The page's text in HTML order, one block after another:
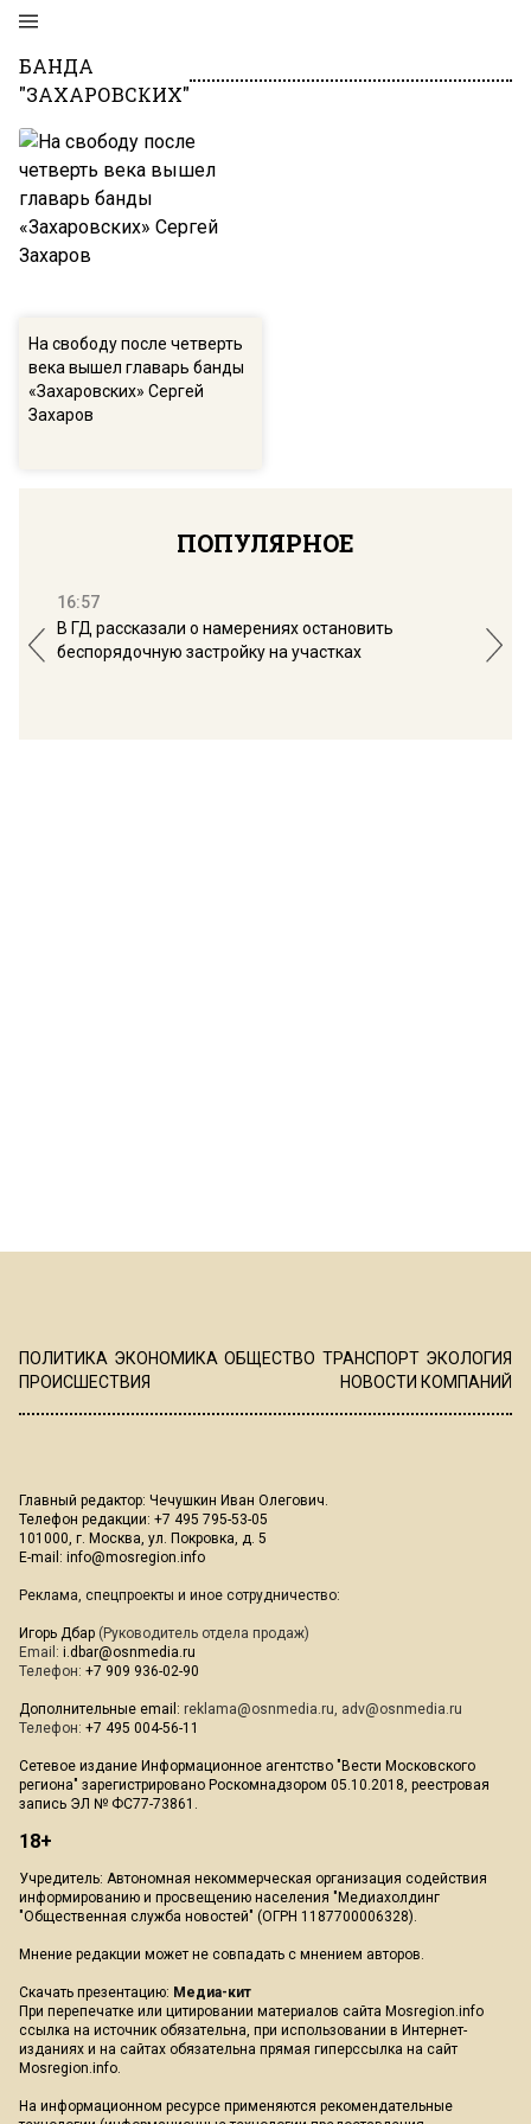
БАНДА
"ЗАХАРОВСКИХ"
На свободу после четверть
века вышел главарь банды
«Захаровских» Сергей
Захаров
ПОПУЛЯРНОЕ
16:57
В ГД рассказали о намерениях остановить
беспорядочную застройку на участках
ПОЛИТИКА ЭКОНОМИКА ОБЩЕСТВО ТРАНСПОРТ ЭКОЛОГИЯ
ПРОИСШЕСТВИЯ
НОВОСТИ КОМПАНИЙ
Главный редактор: Чечушкин Иван Олегович.
Телефон редакции: +7 495 795-53-05
101000, г. Москва, ул. Покровка, д. 5
E-mail: info@mosregion.info
Реклама, спецпроекты и иное сотрудничество:
Игорь Дбар (Руководитель отдела продаж)
Email: i.dbar@osnmedia.ru
Телефон: +7 909 936-02-90
Дополнительные email: reklama@osnmedia.ru, adv@osnmedia.ru
Телефон: +7 495 004-56-11
Сетевое издание Информационное агентство "Вести Московского
региона" зарегистрировано Роскомнадзором 05.10.2018, реестровая
запись ЭЛ № ФС77-73861.
18+
Учредитель: Автономная некоммерческая организация содействия
информированию и просвещению населения "Медиахолдинг
"Общественная служба новостей" (ОГРН 1187700006328).
Мнение редакции может не совпадать с мнением авторов.
Скачать презентацию: Медиа-кит
При перепечатке или цитировании материалов сайта Mosregion.info
ссылка на источник обязательна, при использовании в Интернет-
изданиях и на сайтах обязательна прямая гиперссылка на сайт
Mosregion.info.
На информационном ресурсе применяются рекомендательные